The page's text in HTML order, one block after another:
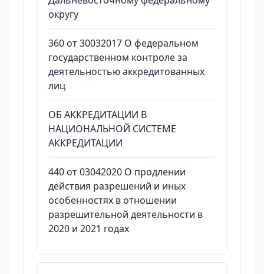
округу
360 от 30032017 О федеральном
государственном контроле за
деятельностью аккредитованных
лиц
ОБ АККРЕДИТАЦИИ В
НАЦИОНАЛЬНОЙ СИСТЕМЕ
АККРЕДИТАЦИИ
440 от 03042020 О продлении
действия разрешений и иных
особенностях в отношении
разрешительной деятельности в
2020 и 2021 годах